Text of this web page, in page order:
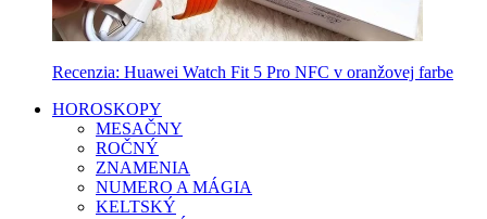
Recenzia: Huawei Watch Fit 5 Pro NFC v oranžovej farbe
HOROSKOPY
MESAČNY
ROČNÝ
ZNAMENIA
NUMERO A MÁGIA
KELTSKÝ